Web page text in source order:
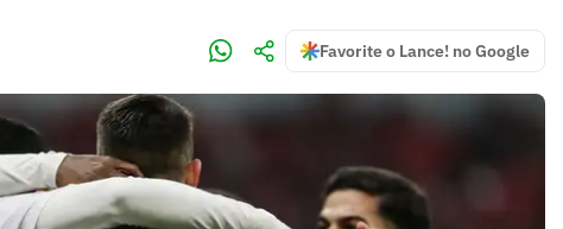
Favorite o Lance! no Google